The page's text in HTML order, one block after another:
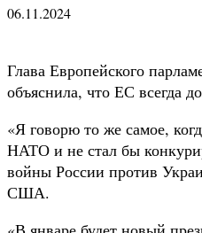
06.11.2024
Глава Европейского
объяснила, что ЕС всегда
«Я говорю то же самое,
НАТО и не стал бы
войны России против
США.